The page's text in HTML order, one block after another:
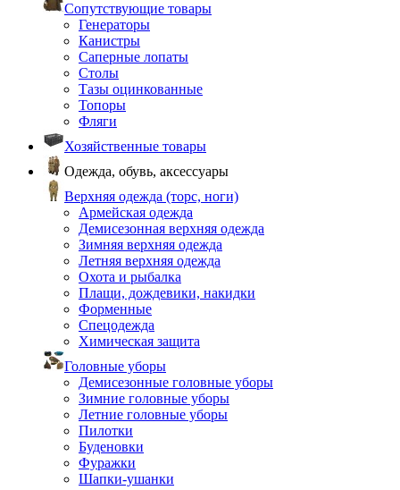
Сопутствующие товары
Генераторы
Канистры
Саперные лопаты
Столы
Тазы оцинкованные
Топоры
Фляги
Хозяйственные товары
Одежда, обувь, аксессуары
Верхняя одежда (торс, ноги)
Армейская одежда
Демисезонная верхняя одежда
Зимняя верхняя одежда
Летняя верхняя одежда
Охота и рыбалка
Плащи, дождевики, накидки
Форменные
Спецодежда
Химическая защита
Головные уборы
Демисезонные головные уборы
Зимние головные уборы
Летние головные уборы
Пилотки
Буденовки
Фуражки
Шапки-ушанки